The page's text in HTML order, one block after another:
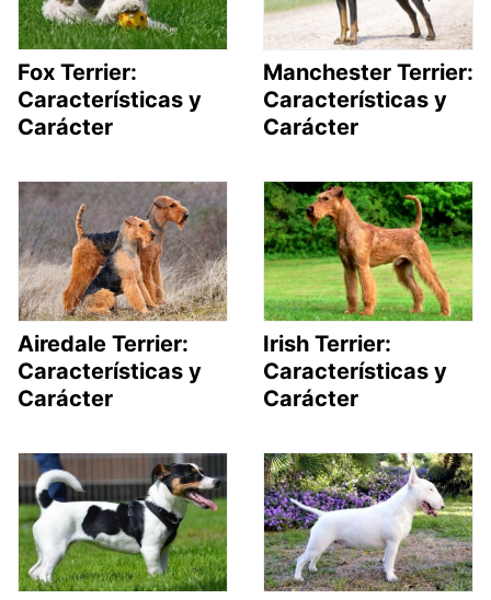
Fox Terrier:
Características y
Carácter
Manchester Terrier:
Características y
Carácter
Airedale Terrier:
Características y
Carácter
Irish Terrier:
Características y
Carácter